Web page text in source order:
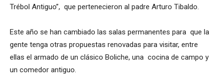
Trébol Antiguo”, que pertenecieron al padre Arturo Tibaldo.
Este año se han cambiado las salas permanentes para que la
gente tenga otras propuestas renovadas para visitar, entre
ellas el armado de un clásico Boliche, una cocina de campo y
un comedor antiguo.